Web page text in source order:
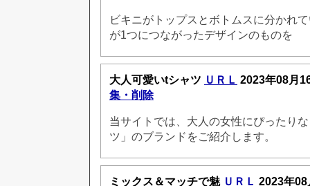
ビキニがトップスとボトムスに分かれ
が1つにつながったデザインのものを
大人可愛いtシャツ ＵＲＬ 2023年08月
集・削除
当サイトでは、大人の女性にぴったり
ツ」のブランドをご紹介します。
ミックス＆マッチで魅 ＵＲＬ 2023年08